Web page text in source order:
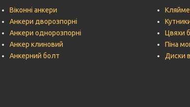
Віконні анкери
Анкери дворозпорні
Анкери однорозпорні
Анкер клиновий
Анкерний болт
Цвяхи
Піна
Диски